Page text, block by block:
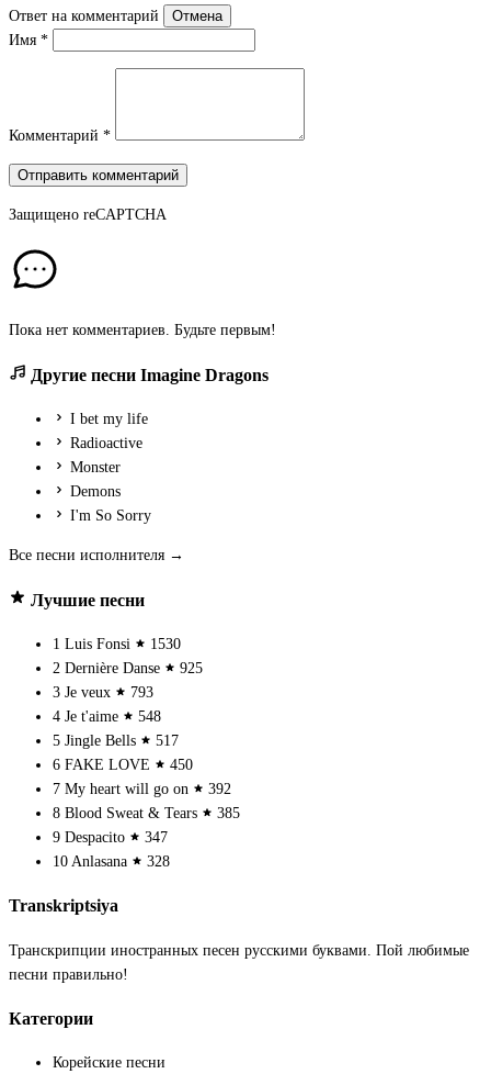
Ответ на комментарий
Отмена
Имя *
Комментарий *
Отправить комментарий
Защищено reCAPTCHA
Пока нет комментариев. Будьте первым!
Другие песни Imagine Dragons
I bet my life
Radioactive
Monster
Demons
I'm So Sorry
Все песни исполнителя →
Лучшие песни
1 Luis Fonsi
1530
2 Dernière Danse
925
3 Je veux
793
4 Je t'aime
548
5 Jingle Bells
517
6 FAKE LOVE
450
7 My heart will go on
392
8 Blood Sweat & Tears
385
9 Despacito
347
10 Anlasana 328
Transkriptsiya
Транскрипции иностранных песен русскими буквами. Пой любимые
песни правильно!
Категории
Корейские песни